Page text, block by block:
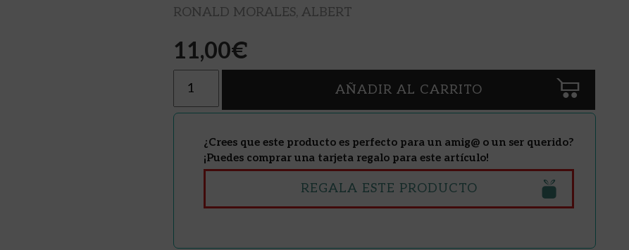
RONALD MORALES, ALBERT
11,00€
AÑADIR AL CARRITO
¿Crees que este producto es perfecto para un amig@ o un ser querido?
¡Puedes comprar una tarjeta regalo para este artículo!
REGALA ESTE PRODUCTO